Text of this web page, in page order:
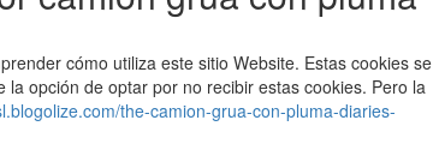
cómo utiliza este sitio Website. Estas cookies se
opción de optar por no recibir estas cookies. Pero la
the-camion-grua-con-pluma-diaries-